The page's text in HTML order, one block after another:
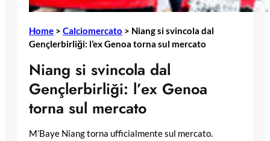
Home > Calciomercato > Niang si svincola dal
Gençlerbirliği: l’ex Genoa torna sul mercato
Niang si svincola dal
Gençlerbirliği: l’ex Genoa
torna sul mercato
M’Baye Niang torna ufficialmente sul mercato.